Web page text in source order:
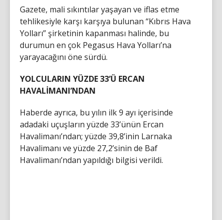
Gazete, mali sıkıntılar yaşayan ve iflas etme
tehlikesiyle karşı karşıya bulunan “Kıbrıs Hava
Yolları” şirketinin kapanması halinde, bu
durumun en çok Pegasus Hava Yolları’na
yarayacağını öne sürdü.
YOLCULARIN YÜZDE 33’Ü ERCAN
HAVALİMANI’NDAN
Haberde ayrıca, bu yılın ilk 9 ayı içerisinde
adadaki uçuşların yüzde 33’ünün Ercan
Havalimanı’ndan; yüzde 39,8’inin Larnaka
Havalimanı ve yüzde 27,2’sinin de Baf
Havalimanı’ndan yapıldığı bilgisi verildi.